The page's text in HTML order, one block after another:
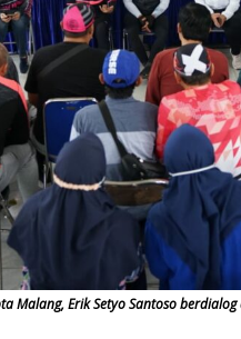
Malang, Erik Setyo Santoso